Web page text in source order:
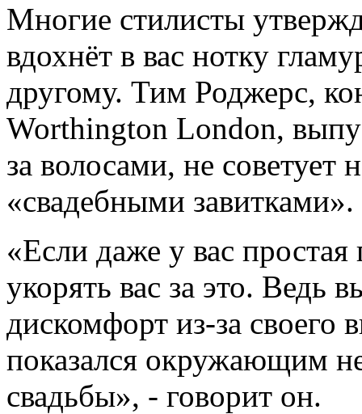
Многие стилисты
вдохнёт в вас нотку
другому. Тим Роджерс,
Worthington London,
за волосами, не советует
«свадебными завитками».
«Если даже у вас
укорять вас за это. Ведь
дискомфорт из-за своего
показался окружающим
свадьбы», - говорит он.